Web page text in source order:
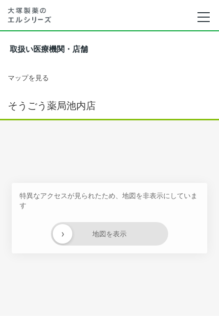
取扱い医療機関・店舗
マップを見る
そうごう薬局池内店
特異なアクセスが見られたため、地図を非表示にしていま
す
地図を表示
›